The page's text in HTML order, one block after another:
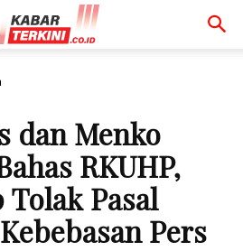
dan Menko
RKUHP,
Tolak Pasal
Pers